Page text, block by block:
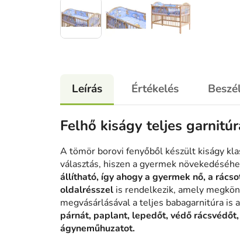
Leírás Értékelés
Felhő kiságy teljes
A tömör borovi fenyőből készült kiságy
választás, hiszen a gyermek
állítható, így ahogy a gyermek nő, a
oldalrésszel is rendelkezik, amely
megvásárlásával a teljes babagarnitúra is
párnát, paplant, lepedőt, védő
ágyneműhuzatot.